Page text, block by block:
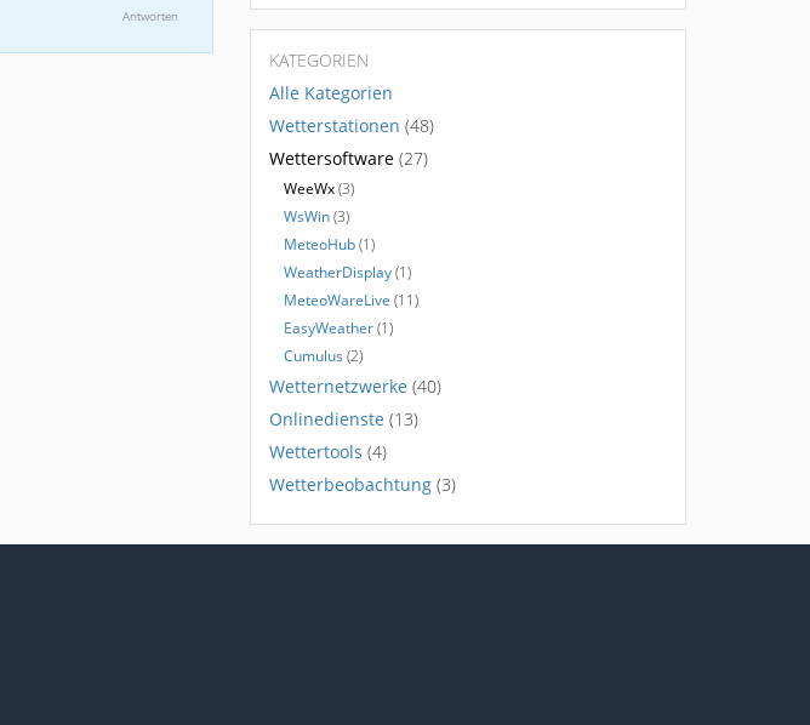
KATEGORIEN
Alle Kategorien
Wetterstationen (48)
Wettersoftware (27)
WeeWx(3)
WsWin(3)
MeteoHub(1)
WeatherDisplay(1)
MeteoWareLive (11)
EasyWeather(1)
Cumulus (2)
Wetternetzwerke (40)
Onlinedienste (13)
Wettertools (4)
Wetterbeobachtung (3)